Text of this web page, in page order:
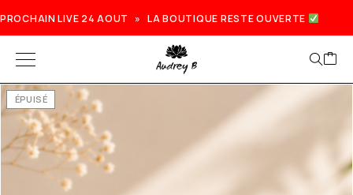
PROCHAIN LIVE 24 AOUT » LA BOUTIQUE RESTE OUVERTE
ÉPUISÉ